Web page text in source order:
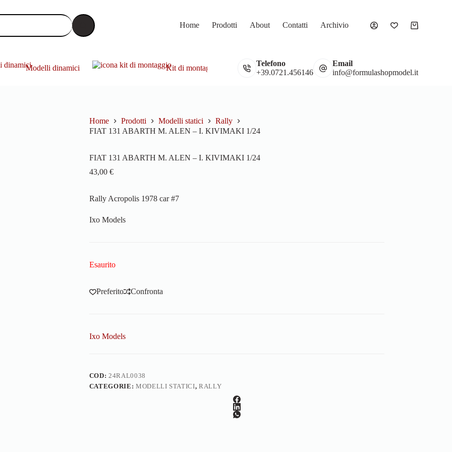
Home Prodotti About Contatti Archivio Carrello
Modelli dinamici Kit di montaggio Gadget Vetrine
Telefono
+39.0721.456146
Email
info@formulashopmodel.it
Home Prodotti Modelli statici
Rally
FIAT 131 ABARTH M. ALEN – I. KIVIMAKI 1/24
FIAT 131 ABARTH M. ALEN – I. KIVIMAKI 1/24
43,00 €
Rally Acropolis 1978 car #7
Ixo Models
Esaurito
Preferito Confronta
Ixo Models
COD: 24RAL0038
CATEGORIE: MODELLI STATICI,RALLY